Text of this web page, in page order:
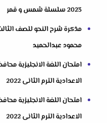
2023 سلسلة شمس و قمر
محمود عبدالحميد
امتحان اللغة الانجليزية
الاعدادية الترم الثانى 2022
امتحان اللغة الانجليزية
الاعدادية الترم الثانى 2022